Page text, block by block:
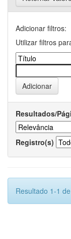
Adicionar filtros:
Utilizar filtros
Resultados/
Registro(s)
Resultado 1-1